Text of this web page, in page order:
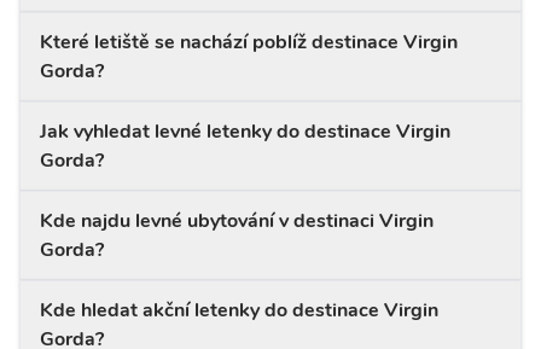
Které letiště se nachází poblíž destinace Virgin
Gorda?
Jak vyhledat levné letenky do destinace Virgin
Gorda?
Kde najdu levné ubytování v destinaci Virgin
Gorda?
Kde hledat akční letenky do destinace Virgin
Gorda?